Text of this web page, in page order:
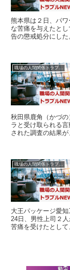
熊本県は２日、パ
な苦痛を与えたと
告の懲戒処分にし
職場の人間関係トラブルニュース
秋田県鹿角（かづ
ラと受け取られる
された調査の結果
職場の人間関係トラブルニュース
大王パッケージ愛
24日、男性上司２
苦痛を受けたとして